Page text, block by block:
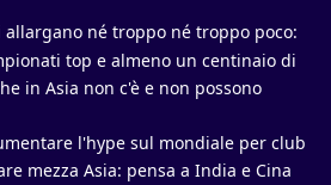
allargano né troppo né troppo poco:
top e almeno un centinaio di
in Asia non c'è e non possono
l'hype sul mondiale per club
mezza Asia: pensa a India e Cina